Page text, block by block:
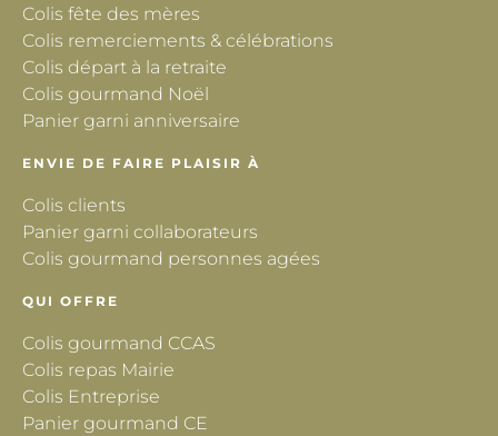
Colis fête des mères
Colis remerciements & célébrations
Colis départ à la retraite
Colis gourmand Noël
Panier garni anniversaire
ENVIE DE FAIRE PLAISIR À
Colis clients
Panier garni collaborateurs
Colis gourmand personnes agées
QUI OFFRE
Colis gourmand CCAS
Colis repas Mairie
Colis Entreprise
Panier gourmand CE